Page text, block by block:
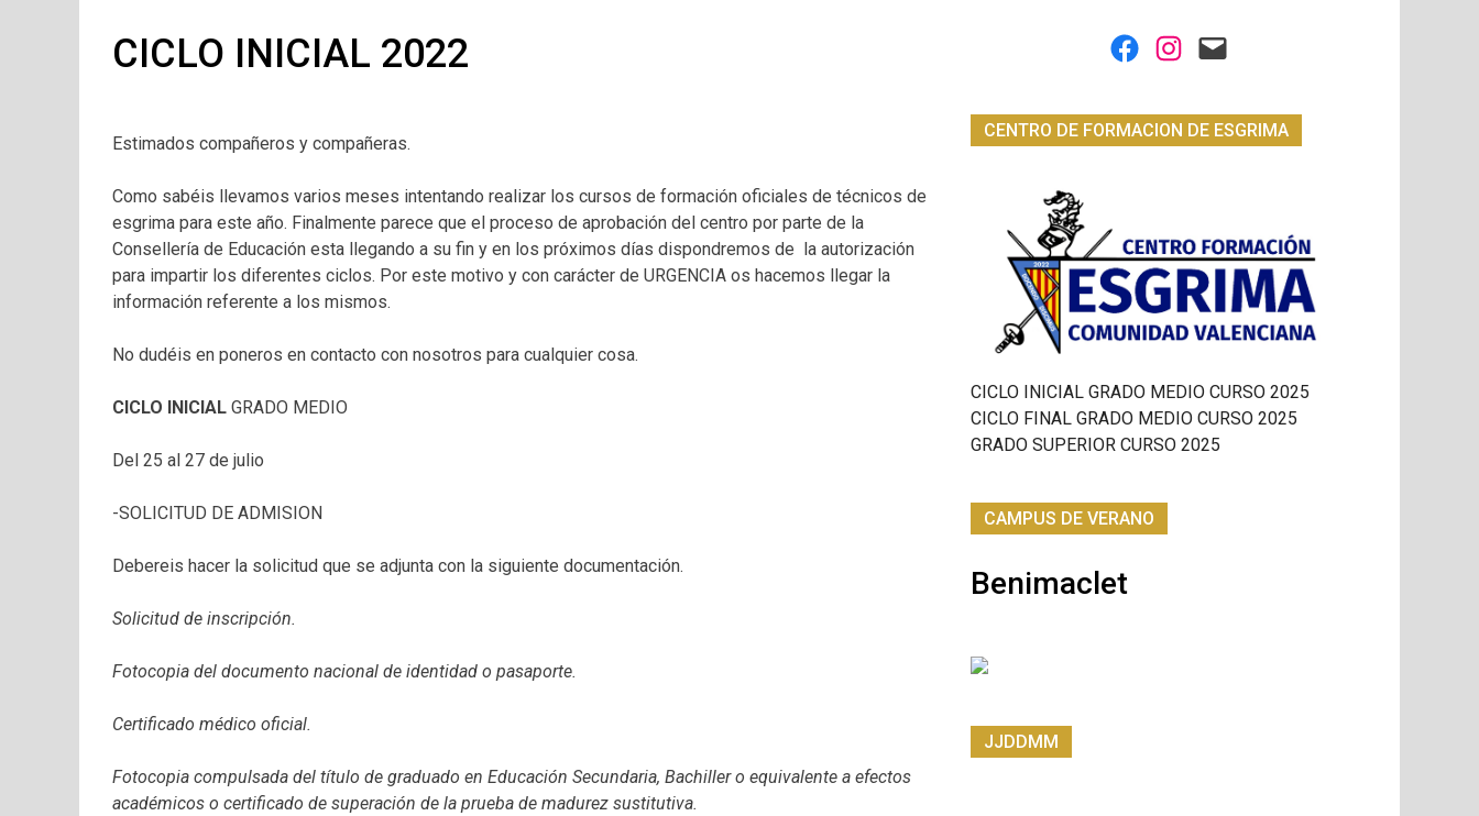
CICLO INICIAL 2022
Estimados compañeros y compañeras.
Como sabéis llevamos varios meses intentando realizar los cursos de formación oficiales de técnicos de
esgrima para este año. Finalmente parece que el proceso de aprobación del centro por parte de la
Consellería de Educación esta llegando a su fin y en los próximos días dispondremos de la autorización
para impartir los diferentes ciclos. Por este motivo y con carácter de URGENCIA os hacemos llegar la
información referente a los mismos.
No dudéis en poneros en contacto con nosotros para cualquier cosa.
CICLO INICIAL GRADO MEDIO
Del 25 al 27 de julio
-SOLICITUD DE ADMISION
Debereis hacer la solicitud que se adjunta con la siguiente documentación.
Solicitud de inscripción.
Fotocopia del documento nacional de identidad o pasaporte.
Certificado médico oficial.
Fotocopia compulsada del título de graduado en Educación Secundaria, Bachiller o equivalente a efectos
académicos o certificado de superación de la prueba de madurez sustitutiva.
Facebook
Instagram
Mail
CENTRO DE FORMACION DE ESGRIMA
CICLO INICIAL GRADO MEDIO CURSO 2025
CICLO FINAL GRADO MEDIO CURSO 2025
GRADO SUPERIOR CURSO 2025
CAMPUS DE VERANO
Benimaclet
JJDDMM